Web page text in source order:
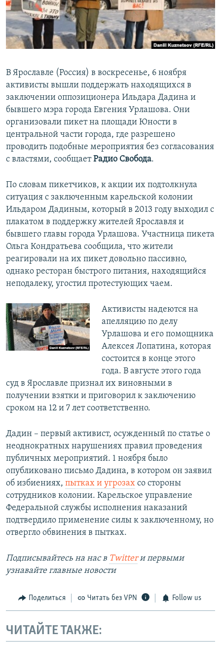
ПОБЕДИТЕЛЕЙ НЕ СУДЯТ?
КРЫМ.НЕПОКОРЕННЫЙ
ELIFBE
ПРИСОЕДИНЯЙТЕСЬ!
Все сайты RFE/RL
В Ярославле (Россия) в воскресенье, 6 ноября
активисты вышли поддержать находящихся в
заключении оппозиционера Ильдара Дадина и
бывшего мэра города Евгения Урлашова. Они
организовали пикет на площади Юности в
центральной части города, где разрешено
проводить подобные мероприятия без согласования
с властями, сообщаетРадио Свобода.
По словам пикетчиков, к акции их подтолкнула
ситуация с заключенным карельской колонии
Ильдаром Дадиным, который в 2013 году выходил с
плакатом в поддержку жителей Ярославля и
бывшего главы города Урлашова. Участница пикета
Ольга Кондратьева сообщила, что жители
реагировали на их пикет довольно пассивно,
однако ресторан быстрого питания, находящийся
неподалеку, угостил протестующих чаем.
Активисты надеются на
апелляцию по делу
Урлашова и его помощника
Алексея Лопатина, которая
состоится в конце этого
года. В августе этого года
суд в Ярославле признал их виновными в
получении взятки и приговорил к заключению
сроком на 12 и 7 лет соответственно.
Дадин – первый активист, осужденный по статье о
неоднократных нарушениях правил проведения
публичных мероприятий. 1 ноября было
опубликовано письмо Дадина, в котором он заявил
об избиениях, пытках и угрозах со стороны
сотрудников колонии. Карельское управление
Федеральной службы исполнения наказаний
подтвердило применение силы к заключенному, но
отвергло обвинения в пытках.
Подписывайтесь на наc в Twitterи первыми
узнавайте главные новости
Поделиться Читать без VPN Follow us
ЧИТАЙТЕ ТАКЖЕ: